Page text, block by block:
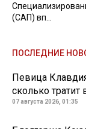
(САП) вп...
ПОСЛЕДНИЕ
Певица
сколько тратит
07 августа 2026, 01:35